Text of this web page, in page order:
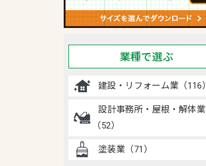
業種で選ぶ
建設・リフォーム業（116）
設計事務所・屋根・解体業
（52）
塗装業（71）